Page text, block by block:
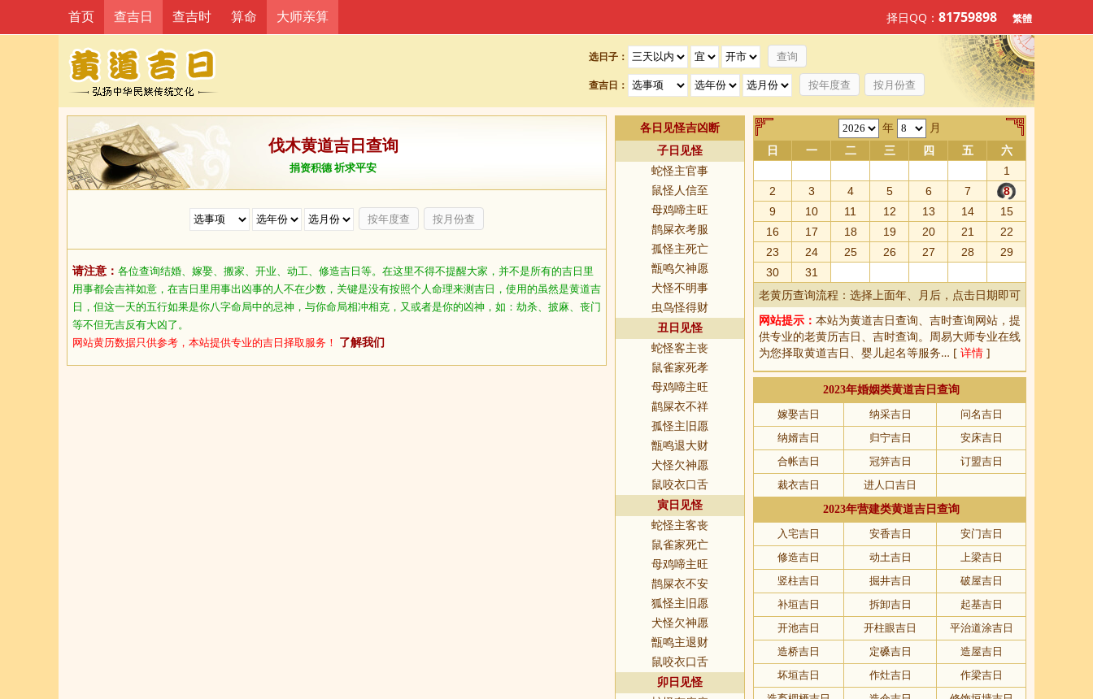
选日子：
查吉日： 按年度查 按月份查
首页 查吉日 查吉时 算命 大师亲算 择日QQ： 81759898 繁體
伐木黄道吉日查询
捐资积德 祈求平安
按年度查 按月份查
请注意： 各位查询结婚、嫁娶、搬家、开业、动工、修造吉日等。在这里不得不提醒大家，并不是所有的吉日里
用事都会吉祥如意，在吉日里用事出凶事的人不在少数，关键是没有按照个人命理来测吉日，使用的虽然是黄道吉
日，但这一天的五行如果是你八字命局中的忌神，与你命局相冲相克，又或者是你的凶神，如：劫杀、披麻、丧门
等不但无吉反有大凶了。
网站黄历数据只供参考，本站提供专业的吉日择取服务！ 了解我们
各日见怪吉凶断
子日见怪
蛇怪主官事
鼠怪人信至
母鸡啼主旺
鹊屎衣考服
孤怪主死亡
甑鸣欠神愿
犬怪不明事
虫鸟怪得财
丑日见怪
蛇怪客主丧
鼠雀家死孝
母鸡啼主旺
鹋屎衣不祥
孤怪主旧愿
甑鸣退大财
犬怪欠神愿
鼠咬衣口舌
寅日见怪
蛇怪主客丧
鼠雀家死亡
母鸡啼主旺
鹊屎衣不安
狐怪主旧愿
犬怪欠神愿
甑鸣主退财
鼠咬衣口舌
卯日见怪
年 月
日 一 二 三 四 五
六
1
2
3 4 5 6 7
8
9
10 11 12 13 14
15
16
17 18 19 20 21
22
23
24 25 26 27 28
29
30
31
老黄历查询流程：选择上面年、月后，点击日期即可
网站提示： 本站为黄道吉日查询、 吉时查询网站，提
供专业的老黄历吉日、吉时查询。周易大师专业在线
为您择取黄道吉日、婴儿起名等服务… [ 详情 ]
2023年婚姻类黄道吉日查询
嫁娶吉日
纳采吉日
问名吉日
纳婿吉日
归宁吉日
安床吉日
合帐吉日
冠笄吉日
订盟吉日
裁衣吉日
进人口吉日
2023年营建类黄道吉日查询
入宅吉日
安香吉日
安门吉日
修造吉日
动土吉日
上梁吉日
竖柱吉日
掘井吉日
破屋吉日
补垣吉日
拆卸吉日
起基吉日
开池吉日
开柱眼吉日
平治道涂吉日
造桥吉日
定磉吉日
造屋吉日
坏垣吉日
作灶吉日
作梁吉日